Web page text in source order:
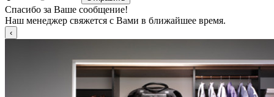
Спасибо за Ваше сообщение!
Наш менеджер свяжется с Вами в ближайшее время.